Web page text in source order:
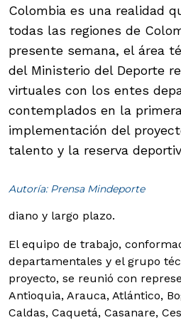
Colombia es una realidad
todas las regiones de
presente semana, el área
del Ministerio del Deporte
virtuales con los entes
contemplados en la
implementación del
talento y la reserva
Autoría: Prensa Mindeporte
diano y largo plazo.
El equipo de trabajo,
departamentales y el grupo
proyecto, se reunió con
Antioquia, Arauca, Atlántico,
Caldas, Caquetá, Casanare,